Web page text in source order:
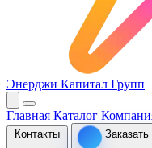
Энерджи Капитал Групп
Главная Каталог
Контакты Заказать